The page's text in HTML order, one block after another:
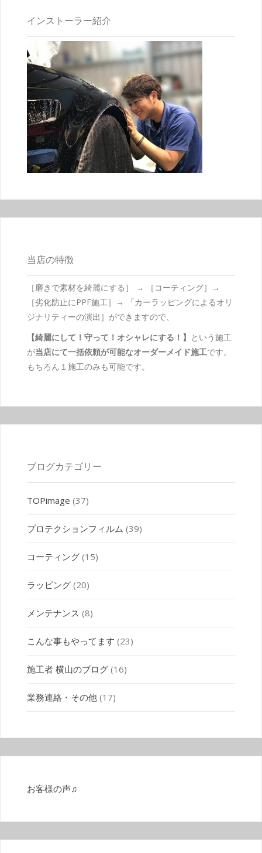
インストーラー紹介
当店の特徴
［磨きで素材を綺麗にする］ → ［コーティング］→
［劣化防止にPPF施工］→ 「カーラッピングによるオリ
ジナリティーの演出］ができますので、
【綺麗にして！守って！オシャレにする！】 という施工
が当店にて一括依頼が可能なオーダーメイド施工です。
もちろん１施工のみも可能です。
ブログカテゴリー
TOPimage (37)
プロテクションフィルム (39)
コーティング(15)
ラッピング(20)
メンテナンス (8)
こんな事もやってます (23)
施工者 横山のブログ(16)
業務連絡・その他(17)
お客様の声♫